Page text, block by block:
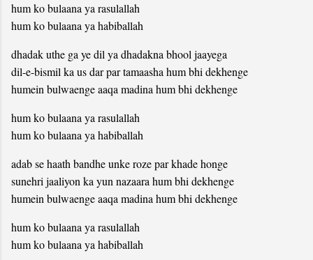
hum ko bulaana ya rasulallah
hum ko bulaana ya habiballah
dhadak uthe ga ye dil ya dhadakna bhool jaayega
dil-e-bismil ka us dar par tamaasha hum bhi dekhenge
humein bulwaenge aaqa madina hum bhi dekhenge
hum ko bulaana ya rasulallah
hum ko bulaana ya habiballah
adab se haath bandhe unke roze par khade honge
sunehri jaaliyon ka yun nazaara hum bhi dekhenge
humein bulwaenge aaqa madina hum bhi dekhenge
hum ko bulaana ya rasulallah
hum ko bulaana ya habiballah